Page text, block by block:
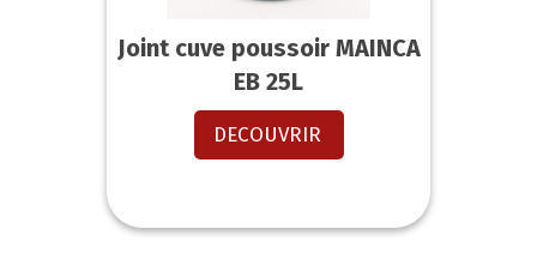
Joint cuve poussoir MAINCA
EB 25L
DECOUVRIR